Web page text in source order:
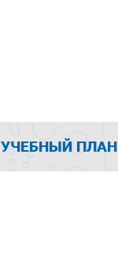
УЧЕБНЫЙ ПЛАН